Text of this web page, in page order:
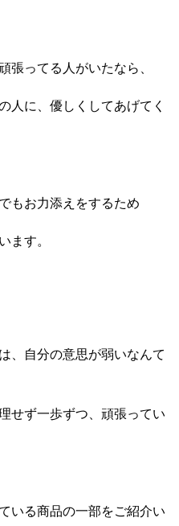
張ってる人がいたなら、
人に、優しくしてあげてく
もお力添えをするため
ます。
、自分の意思が弱いなんて
せず一歩ずつ、頑張ってい
いる商品の一部をご紹介い